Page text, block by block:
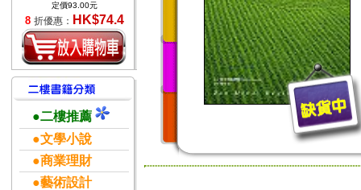
定價93.00元
8 折優惠： HK$74.4
●二樓推薦
●文學小說
●商業理財
●藝術設計